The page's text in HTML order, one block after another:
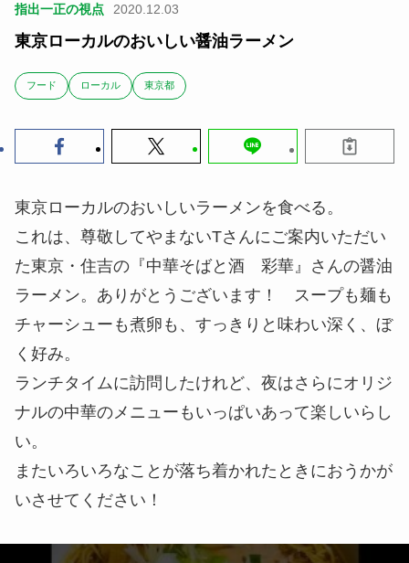
指出一正の視点 2020.12.03
東京ローカルのおいしい醤油ラーメン
フード ローカル 東京都
東京ローカルのおいしいラーメンを食べる。
これは、尊敬してやまないTさんにご案内いただい
た東京・住吉の『中華そばと酒 彩華』さんの醤油
ラーメン。ありがとうございます！ スープも麺も
チャーシューも煮卵も、すっきりと味わい深く、ぼ
く好み。
ランチタイムに訪問したけれど、夜はさらにオリジ
ナルの中華のメニューもいっぱいあって楽しいらし
い。
またいろいろなことが落ち着かれたときにおうかが
いさせてください！